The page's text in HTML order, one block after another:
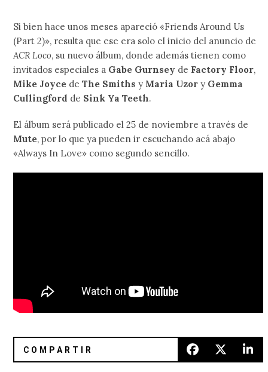
Si bien hace unos meses apareció «Friends Around Us
(Part 2)», resulta que ese era solo el inicio del anuncio de
ACR Loco, su nuevo álbum, donde además tienen como
invitados especiales a Gabe Gurnsey de Factory Floor,
Mike Joyce deThe Smiths y Maria Uzor y Gemma
Cullingford de Sink Ya Teeth.
El álbum será publicado el 25 de noviembre a través de
Mute, por lo que ya pueden ir escuchando acá abajo
«Always In Love» como segundo sencillo.